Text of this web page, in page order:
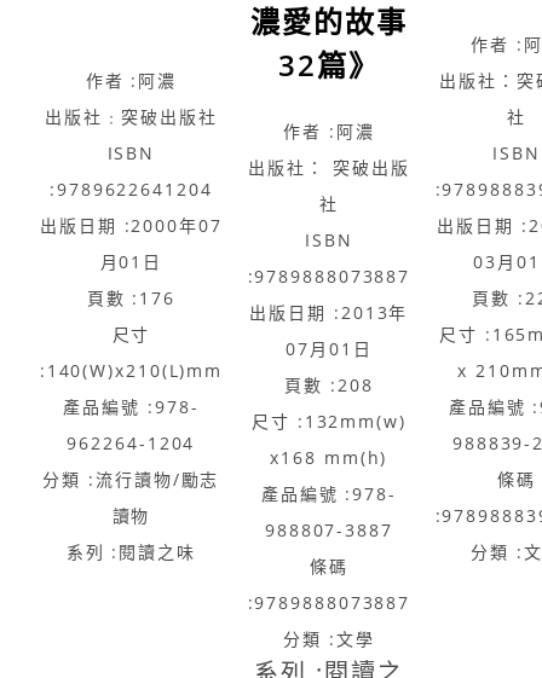
作者 :阿濃
出版社﹕突破出版社
ISBN
:9789622641204
出版日期 :2000年07
月01日
頁數 :176
尺寸
:140(W)x210(L)mm
產品編號 :978-
962264-1204
分類 :流行讀物/勵志
讀物
系列 :閱讀之味
濃愛的故事
32篇》
作者 :阿濃
出版社： 突破出版
社
ISBN
:9789888073887
出版日期 :2013年
07月01日
頁數 :208
尺寸 :132mm(w)
x168 mm(h)
產品編號 :978-
988807-3887
條碼
:9789888073887
分類 :文學
作者 :
出版社：突
社
ISBN
出版日期
03月
頁數
尺寸
x
產品編號
988839-
條碼
分類 :